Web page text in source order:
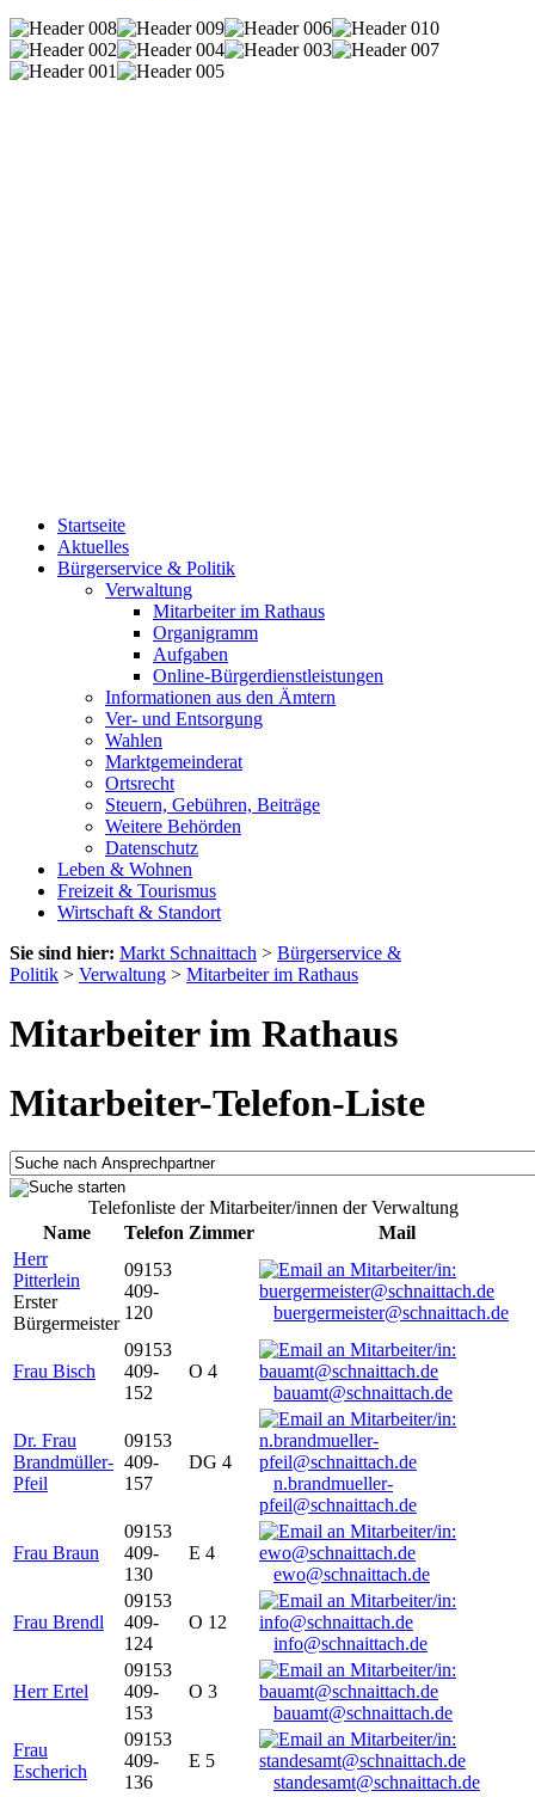
Startseite
Aktuelles
Bürgerservice & Politik
Verwaltung
Mitarbeiter im Rathaus
Organigramm
Aufgaben
Online-Bürgerdienstleistungen
Informationen aus den Ämtern
Ver- und Entsorgung
Wahlen
Marktgemeinderat
Ortsrecht
Steuern, Gebühren, Beiträge
Weitere Behörden
Datenschutz
Leben & Wohnen
Freizeit & Tourismus
Wirtschaft & Standort
Sie sind hier: Markt Schnaittach > Bürgerservice &
Politik > Verwaltung > Mitarbeiter im Rathaus
Mitarbeiter im Rathaus
Mitarbeiter-Telefon-Liste
Telefonliste der Mitarbeiter/innen der Verwaltung
Name
Telefon Zimmer
Mail
Herr
Pitterlein
Erster
Bürgermeister
09153
409-
120
buergermeister@schnaittach.de
Frau Bisch
09153
409-
152
O 4
bauamt@schnaittach.de
Dr. Frau
Brandmüller-
Pfeil
09153
409-
157
DG 4
n.brandmueller-
pfeil@schnaittach.de
Frau Braun
09153
409-
130
E 4
ewo@schnaittach.de
Frau Brendl
09153
409-
124
O 12
info@schnaittach.de
Herr Ertel
09153
409-
153
O 3
bauamt@schnaittach.de
Frau
Escherich
09153
409-
136
E 5
standesamt@schnaittach.de